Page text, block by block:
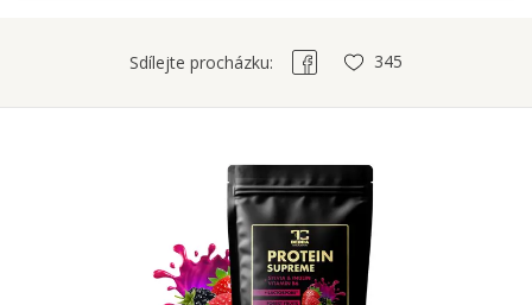
Sdílejte procházku: 345